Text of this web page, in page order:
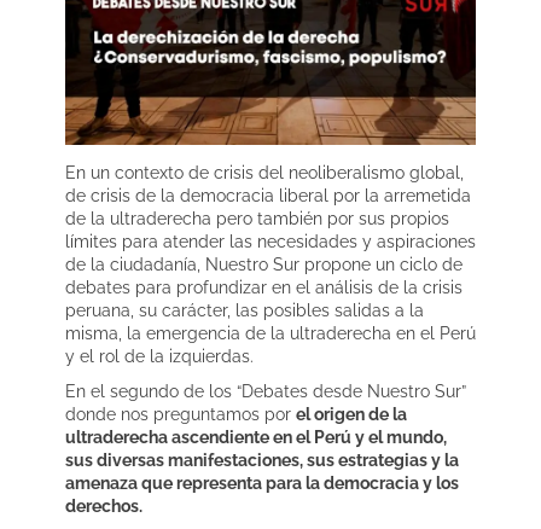
En un contexto de crisis del neoliberalismo global,
de crisis de la democracia liberal por la arremetida
de la ultraderecha pero también por sus propios
límites para atender las necesidades y aspiraciones
de la ciudadanía, Nuestro Sur propone un ciclo de
debates para profundizar en el análisis de la crisis
peruana, su carácter, las posibles salidas a la
misma, la emergencia de la ultraderecha en el Perú
y el rol de la izquierdas.
En el segundo de los “Debates desde Nuestro Sur”
donde nos preguntamos por el origen de la
ultraderecha ascendiente en el Perú y el mundo,
sus diversas manifestaciones, sus estrategias y la
amenaza que representa para la democracia y los
derechos.